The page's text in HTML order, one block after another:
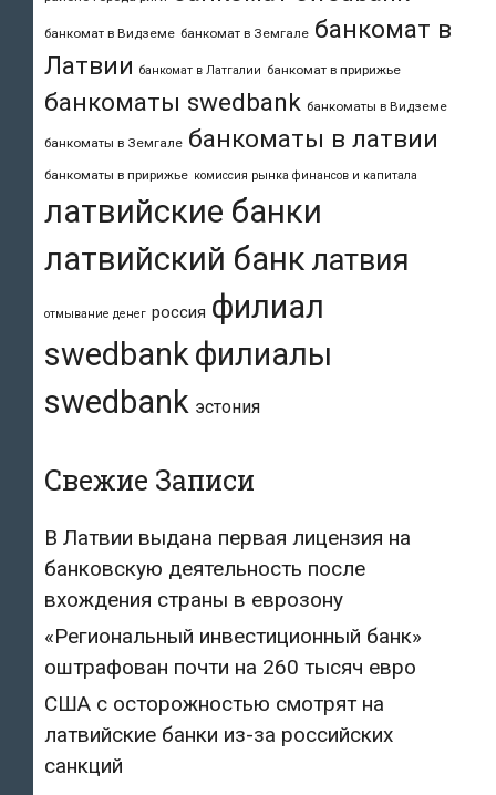
банкомат в Видземе банкомат в Земгале банкомат в
Латвии банкомат в Латгалии банкомат в пририжье
банкоматы swedbank банкоматы в Видземе
банкоматы в Земгале банкоматы в латвии
банкоматы в пририжье комиссия рынка финансов и капитала
латвийские банки
латвийский банк латвия
отмывание денег россия филиал
swedbankфилиалы
swedbank эстония
Свежие Записи
В Латвии выдана первая лицензия на
банковскую деятельность после
вхождения страны в еврозону
«Региональный инвестиционный банк»
оштрафован почти на 260 тысяч евро
США с осторожностью смотрят на
латвийские банки из-за российских
санкций